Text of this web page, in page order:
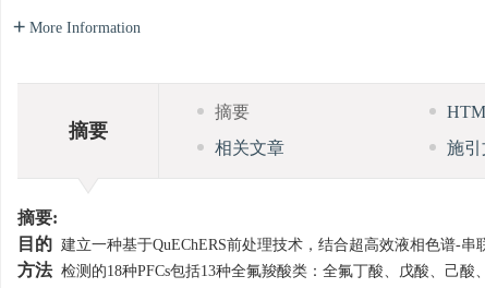
More Information
摘要
摘要
相关文章
施
摘要:
目的 建立一种基于QuEChERS前处理技术，结合超高效液相色谱-串
方法 检测的18种PFCs包括13种全氟羧酸类：全氟丁酸、戊酸、己